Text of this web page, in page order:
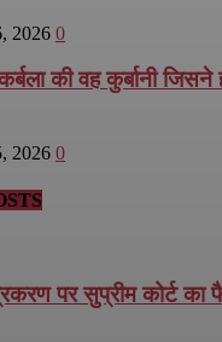
2026 0
की वह कुर्बानी
2026 0
पर सुप्रीम कोर्ट